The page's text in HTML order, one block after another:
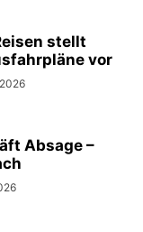
stellt
vor
Absage –